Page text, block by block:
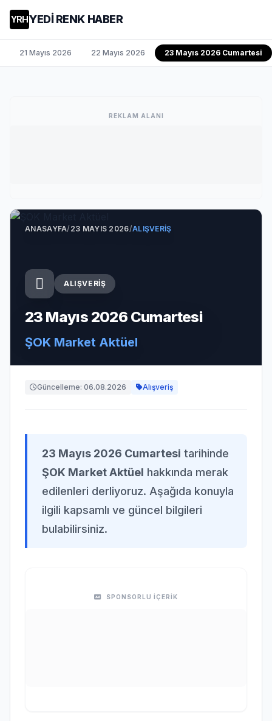
YRHYEDİ RENK HABER
21 Mayıs 2026 22 Mayıs 2026 23 Mayıs 2026 Cumartesi
REKLAM ALANI
ANASAYFA/23 MAYIS 2026/ALIŞVERIŞ
ALIŞVERIŞ
23 Mayıs 2026 Cumartesi
ŞOK Market Aktüel
Güncelleme: 06.08.2026 Alışveriş
23 Mayıs 2026 Cumartesi tarihinde
ŞOK Market Aktüel hakkında merak
edilenleri derliyoruz. Aşağıda konuyla
ilgili kapsamlı ve güncel bilgileri
bulabilirsiniz.
SPONSORLU İÇERİK